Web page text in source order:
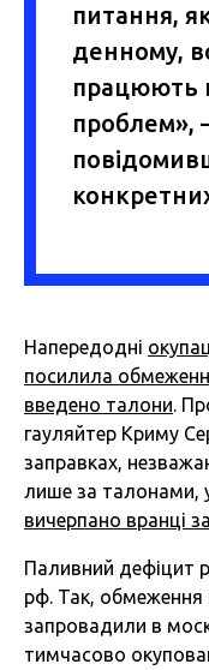
питання,
денному,
працюють
проблем»,
Напередодні
посилила
введено талони.
гауляйтер Криму
заправках,
лише за талонами,
вичерпано вранці
Паливний дефіцит
рф. Так,
запровадили в
тимчасово